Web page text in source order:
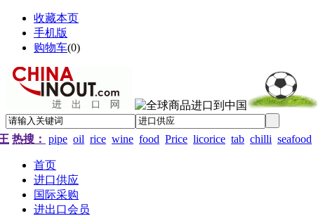
收藏本页
手机版
购物车(0)
热搜： pipe oil rice wine food Price licorice tab chilli seafood
首页
进口供应
国际采购
进出口会员